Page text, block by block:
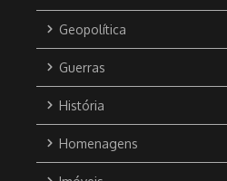
Geopolítica
Guerras
História
Homenagens